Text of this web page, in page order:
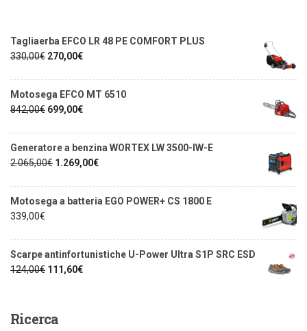
Tagliaerba EFCO LR 48 PE COMFORT PLUS
330,00€ 270,00€
Motosega EFCO MT 6510
842,00€ 699,00€
Generatore a benzina WORTEX LW 3500-IW-E
2.065,00€ 1.269,00€
Motosega a batteria EGO POWER+ CS 1800 E
339,00€
Scarpe antinfortunistiche U-Power Ultra S1P SRC ESD
124,00€ 111,60€
Ricerca